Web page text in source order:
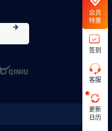
会员
特惠
签到
客服
说
出
您
需
求
记
带
资
源
连
更新
日历